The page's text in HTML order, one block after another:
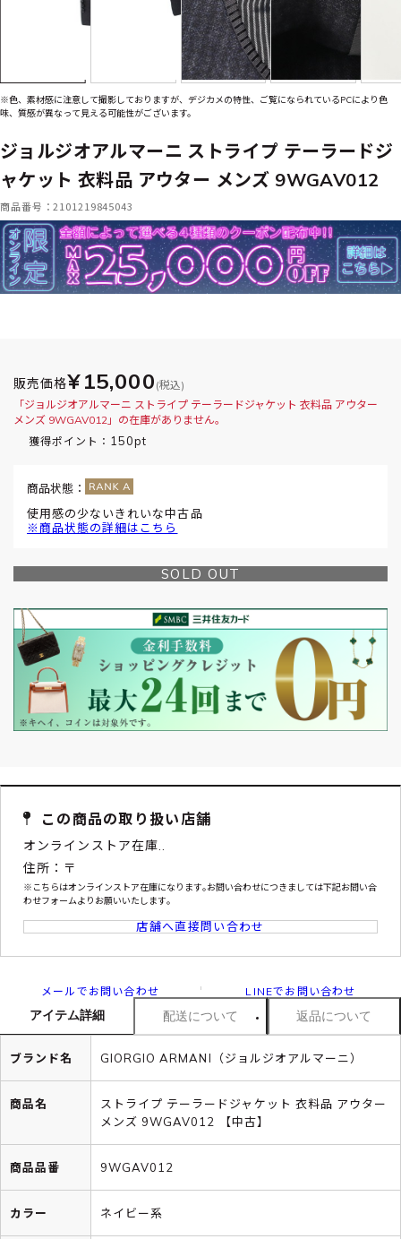
※色、素材感に注意して撮影しておりますが、デジカメの特性、ご覧になられているPCにより色
味、質感が異なって見える可能性がございます。
ジョルジオアルマーニ ストライプ テーラードジ
ャケット 衣料品 アウター メンズ 9WGAV012
商品番号：2101219845043
販売価格¥15,000 (税込)
「ジョルジオアルマーニ ストライプ テーラードジャケット 衣料品 アウター
メンズ 9WGAV012」の在庫がありません。
獲得ポイント： 150pt
商品状態：
使用感の少ないきれいな中古品
※商品状態の詳細はこちら
SOLD OUT
この商品の取り扱い店舗
オンラインストア在庫..
住所：〒
※こちらはオンラインストア在庫になります｡お問い合わせにつきましては下記お問い合
わせフォームよりお願いいたします｡
店舗へ直接問い合わせ
メールでお問い合わせ LINEでお問い合わせ
アイテム詳細 配送について 返品について
ブランド名 GIORGIO ARMANI（ジョルジオアルマーニ）
商品名
ストライプ テーラードジャケット 衣料品 アウター
メンズ 9WGAV012 【中古】
商品品番 9WGAV012
カラー ネイビー系